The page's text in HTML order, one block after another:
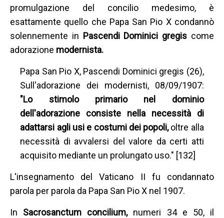
promulgazione del concilio medesimo, è
esattamente quello che Papa San Pio X condannò
solennemente in Pascendi Dominici gregis come
adorazione modernista.
Papa San Pio X, Pascendi Dominici gregis (26),
Sull'adorazione dei modernisti, 08/09/1907:
"Lo stimolo primario nel dominio
dell'adorazione consiste nella necessità di
adattarsi agli usi e costumi dei popoli,oltre alla
necessità di avvalersi del valore da certi atti
acquisito mediante un prolungato uso." [132]
L'insegnamento del Vaticano II fu condannato
parola per parola da Papa San Pio X nel 1907.
In Sacrosanctum concilium,numeri 34 e 50, il